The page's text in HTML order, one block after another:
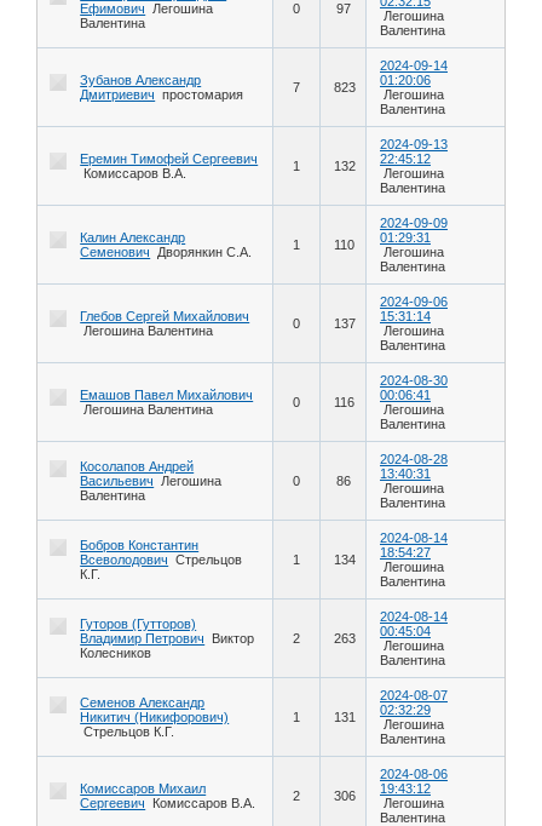
Ефимович
Легошина
Валентина
0 97
Легошина
Валентина
Зубанов Александр
Дмитриевич
простомария 7 823
2024-09-14
01:20:06
Легошина
Валентина
Еремин Тимофей Сергеевич
Комиссаров В.А.
1 132
2024-09-13
22:45:12
Легошина
Валентина
Калин Александр
Семенович
Дворянкин С.А. 1 110
2024-09-09
01:29:31
Легошина
Валентина
Глебов Сергей Михайлович
Легошина Валентина
0 137
2024-09-06
15:31:14
Легошина
Валентина
Емашов Павел Михайлович
Легошина Валентина
0 116
2024-08-30
00:06:41
Легошина
Валентина
Косолапов Андрей
Васильевич
Легошина
Валентина
0 86
2024-08-28
13:40:31
Легошина
Валентина
Бобров Константин
Всеволодович
Стрельцов
К.Г.
1 134
2024-08-14
18:54:27
Легошина
Валентина
Гуторов (Гутторов)
Владимир Петрович
Виктор
Колесников
2 263
2024-08-14
00:45:04
Легошина
Валентина
Семенов Александр
Никитич (Никифорович)
Стрельцов К.Г.
1 131
2024-08-07
02:32:29
Легошина
Валентина
Комиссаров Михаил
Сергеевич
Комиссаров В.А. 2 306
2024-08-06
19:43:12
Легошина
Валентина